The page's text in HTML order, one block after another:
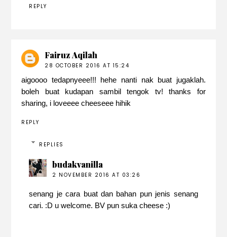
REPLY
Fairuz Aqilah
28 OCTOBER 2016 AT 15:24
aigoooo tedapnyeee!!! hehe nanti nak buat jugaklah.
boleh buat kudapan sambil tengok tv! thanks for
sharing, i loveeee cheeseee hihik
REPLY
REPLIES
budakvanilla
2 NOVEMBER 2016 AT 03:26
senang je cara buat dan bahan pun jenis senang
cari. :D u welcome. BV pun suka cheese :)